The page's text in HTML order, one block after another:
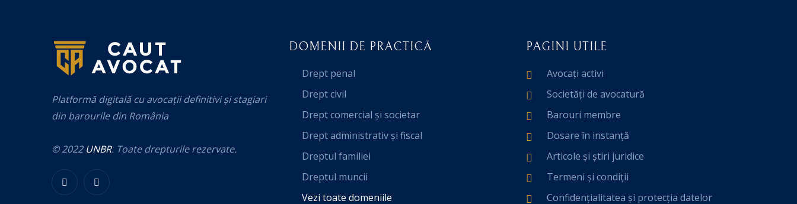
Platformă digitală cu avocații definitivi și stagiari
din barourile din România
© 2022 UNBR. Toate drepturile rezervate.
DOMENII DE PRACTICĂ
Drept penal
Drept civil
Drept comercial și societar
Drept administrativ și fiscal
Dreptul familiei
Dreptul muncii
Vezi toate domeniile
PAGINI UTILE
Avocați activi
Societăți de avocatură
Barouri membre
Dosare în instanță
Articole și știri juridice
Termeni și condiții
Confidențialitatea și protecția datelor